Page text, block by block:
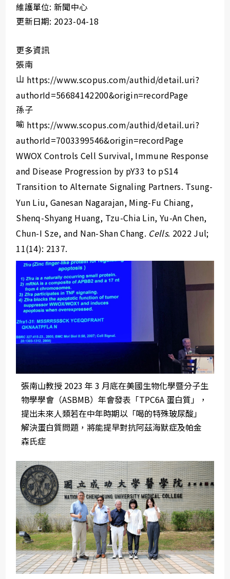
維護單位: 新聞中心
更新日期: 2023-04-18
更多資訊
張南
山 https://www.scopus.com/authid/detail.uri?
authorId=56684142200&origin=recordPage
孫子
喻 https://www.scopus.com/authid/detail.uri?
authorId=7003399546&origin=recordPage
WWOX Controls Cell Survival, Immune Response
and Disease Progression by pY33 to pS14
Transition to Alternate Signaling Partners. Tsung-
Yun Liu, Ganesan Nagarajan, Ming-Fu Chiang,
Shenq-Shyang Huang, Tzu-Chia Lin, Yu-An Chen,
Chun-I Sze, and Nan-Shan Chang. Cells. 2022 Jul;
11(14): 2137.
張南山教授 2023 年 3 月底在美國生物化學暨分子生
物學學會（ASBMB）年會發表「TPC6A 蛋白質」，
提出未來人類若在中年時期以「喝的特殊玻尿酸」
解決蛋白質問題，將能提早對抗阿茲海默症及帕金
森氏症